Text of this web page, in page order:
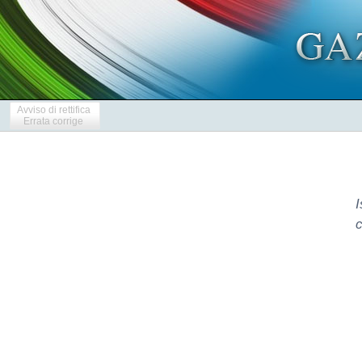
Avviso di rettifica
Errata corrige